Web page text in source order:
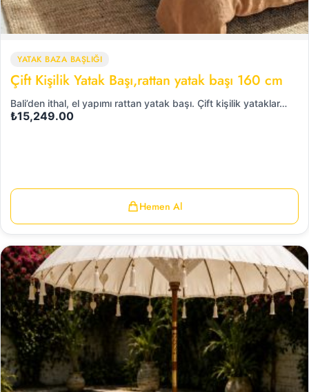
YATAK BAZA BAŞLIĞI
Çift Kişilik Yatak Başı,rattan yatak başı 160 cm
Bali’den ithal, el yapımı rattan yatak başı. Çift kişilik yataklar…
₺15,249.00
Hemen Al